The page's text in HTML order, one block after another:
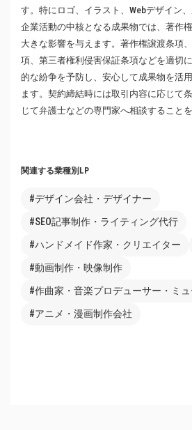
す。特にロゴ、イラスト、Webデザイン
企業活動の中核となる成果物では、著作
大きな影響を与えます。著作権譲渡条項
項、第三者権利侵害保証条項などを適切
的な紛争を予防し、安心して成果物を活
ます。契約締結時には取引内容に応じて
じて弁護士などの専門家へ相談すること
関連する業種別LP
#デザイン会社・デザイナー
#SEO記事制作・ライティング代行
#ハンドメイド作家・クリエイター
#動画制作・映像制作
#作曲家・音楽プロデューサー・ミ
#アニメ・漫画制作会社